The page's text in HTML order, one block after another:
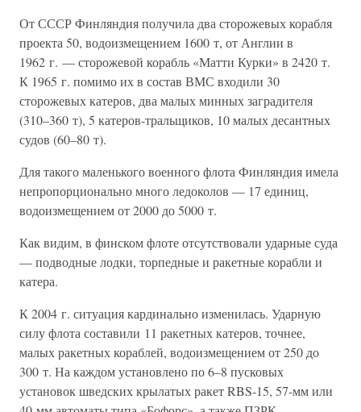
От СССР Финляндия получила два сторожевых корабля
проекта 50, водоизмещением 1600 т, от Англии в
1962 г. — сторожевой корабль «Матти Курки» в 2420 т.
К 1965 г. помимо их в состав ВМС входили 30
сторожевых катеров, два малых минных заградителя
(310–360 т), 5 катеров-тральщиков, 10 малых десантных
судов (60–80 т).
Для такого маленького военного флота Финляндия имела
непропорционально много ледоколов — 17 единиц,
водоизмещением от 2000 до 5000 т.
Как видим, в финском флоте отсутствовали ударные суда
— подводные лодки, торпедные и ракетные корабли и
катера.
К 2004 г. ситуация кардинально изменилась. Ударную
силу флота составили 11 ракетных катеров, точнее,
малых ракетных кораблей, водоизмещением от 250 до
300 т. На каждом установлено по 6–8 пусковых
установок шведских крылатых ракет RBS-15, 57-мм или